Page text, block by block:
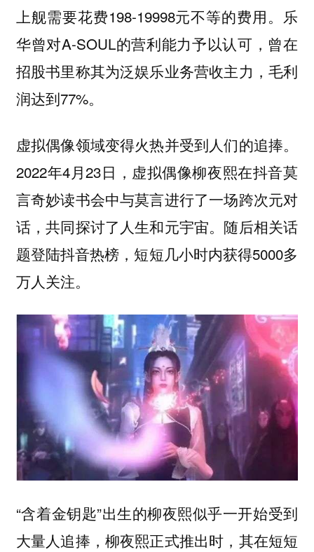
上舰需要花费198-19998元不等的费用。乐
华曾对A-SOUL的营利能力予以认可，曾在
招股书里称其为泛娱乐业务营收主力，毛利
润达到77%。
虚拟偶像领域变得火热并受到人们的追捧。
2022年4月23日，虚拟偶像柳夜熙在抖音莫
言奇妙读书会中与莫言进行了一场跨次元对
话，共同探讨了人生和元宇宙。随后相关话
题登陆抖音热榜，短短几小时内获得5000多
万人关注。
“含着金钥匙”出生的柳夜熙似乎一开始受到
大量人追捧，柳夜熙正式推出时，其在短短